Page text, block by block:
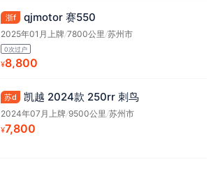
浙f qjmotor 赛550
2025年01月上牌/7800公里 /苏州市
0次过户
¥8,800
苏d 凯越 2024款 250rr 刺鸟
2024年07月上牌/9500公里/苏州市
¥7,800